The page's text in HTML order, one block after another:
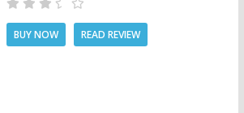
BUY NOW READ REVIEW